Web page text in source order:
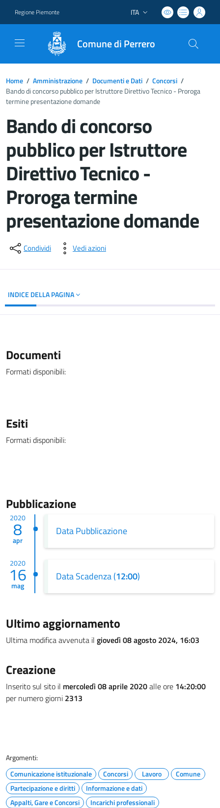
Regione Piemonte Lingua attiva:
ITA
Comune di Perrero
Home / Amministrazione / Documenti e Dati / Concorsi /
Bando di concorso pubblico per Istruttore Direttivo Tecnico - Proroga
termine presentazione domande
Bando di concorso
pubblico per Istruttore
Direttivo Tecnico -
Proroga termine
presentazione domande
Dettagli del documento
Condividi Vedi azioni
INDICE DELLA PAGINA
Documenti
Formati disponibili:
Esiti
Formati disponibili:
Pubblicazione
2020
8
apr
Data Pubblicazione
2020
16
mag
Data Scadenza (12:00)
Ultimo aggiornamento
Ultima modifica avvenuta il giovedì 08 agosto 2024, 16:03
Creazione
Inserito sul sito il mercoledì 08 aprile 2020alle ore 14:20:00
per numero giorni 2313
Argomenti:
Comunicazione istituzionale
Concorsi Lavoro
Comune
Partecipazione e diritti
Informazione e dati
Appalti, Gare e Concorsi
Incarichi professionali